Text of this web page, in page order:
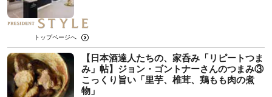
トップページへ
【日本酒達人たちの、家呑み「リピートつま
み」帖】ジョン・ゴントナーさんのつまみ③
こっくり旨い「里芋、椎茸、鶏もも肉の煮
物」